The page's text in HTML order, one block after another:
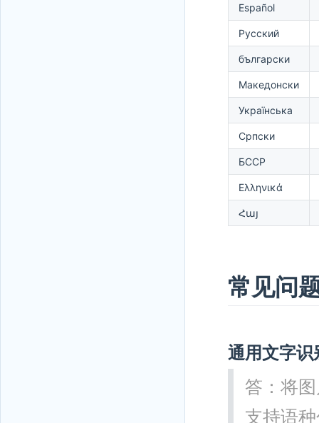
Español
Русский
български
Македонски
Українська
Српски
БССР
Ελληνικά
Հայ
常见问
通用文字
答：将
支持语